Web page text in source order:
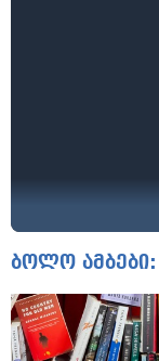
ბოლო ამბები: